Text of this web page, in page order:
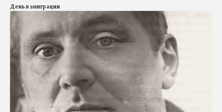
День в эмиграции